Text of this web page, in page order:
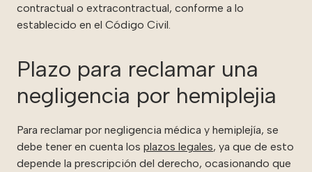
contractual o extracontractual, conforme a lo
establecido en el Código Civil.
Plazo para reclamar una
negligencia por hemiplejia
Para reclamar por negligencia médica y hemiplejía, se
debe tener en cuenta los plazos legales, ya que de esto
depende la prescripción del derecho, ocasionando que